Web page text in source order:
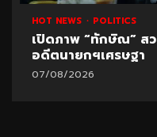
HOT NEWS POLITICS
เปิดภาพ “ทักษิณ” ส
อดีตนายกฯเศรษฐา
07/08/2026